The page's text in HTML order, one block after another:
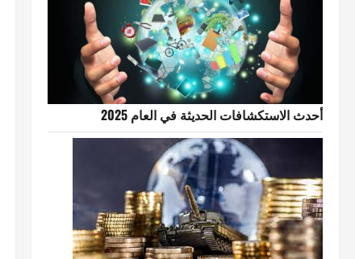
أحدث الاستكشافات الحديثة في العام 2025